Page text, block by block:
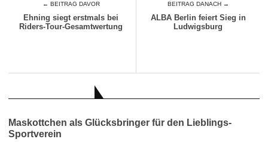
← BEITRAG DAVOR
Ehning siegt erstmals bei
Riders-Tour-Gesamtwertung
BEITRAG DANACH →
ALBA Berlin feiert Sieg in
Ludwigsburg
Maskottchen als Glücksbringer für den Lieblings-
Sportverein